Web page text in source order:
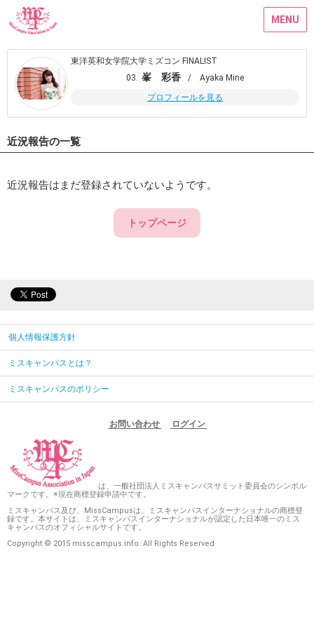
MENU
東洋英和女学院大学ミズコン FINALIST
03. 峯 彩香
/ Ayaka Mine
プロフィールを見る
近況報告の一覧
近況報告はまだ登録されていないようです。
トップページ
個人情報保護方針
ミスキャンパスとは？
ミスキャンパスのポリシー
お問い合わせ ログイン
は、一般社団法人ミスキャンパスサミット委員会のシンボル
マークです。※現在商標登録申請中です。
ミスキャンパス及び、MissCampusは、ミスキャンパスインターナショナルの商標登
録です。本サイトは、ミスキャンパスインターナショナルが認定した日本唯一のミス
キャンパスのオフィシャルサイトです。
Copyright © 2015 misscampus.info. All Rights Reserved